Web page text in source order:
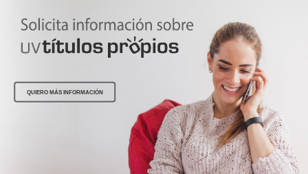
QUIERO MÁS INFORMACIÓN